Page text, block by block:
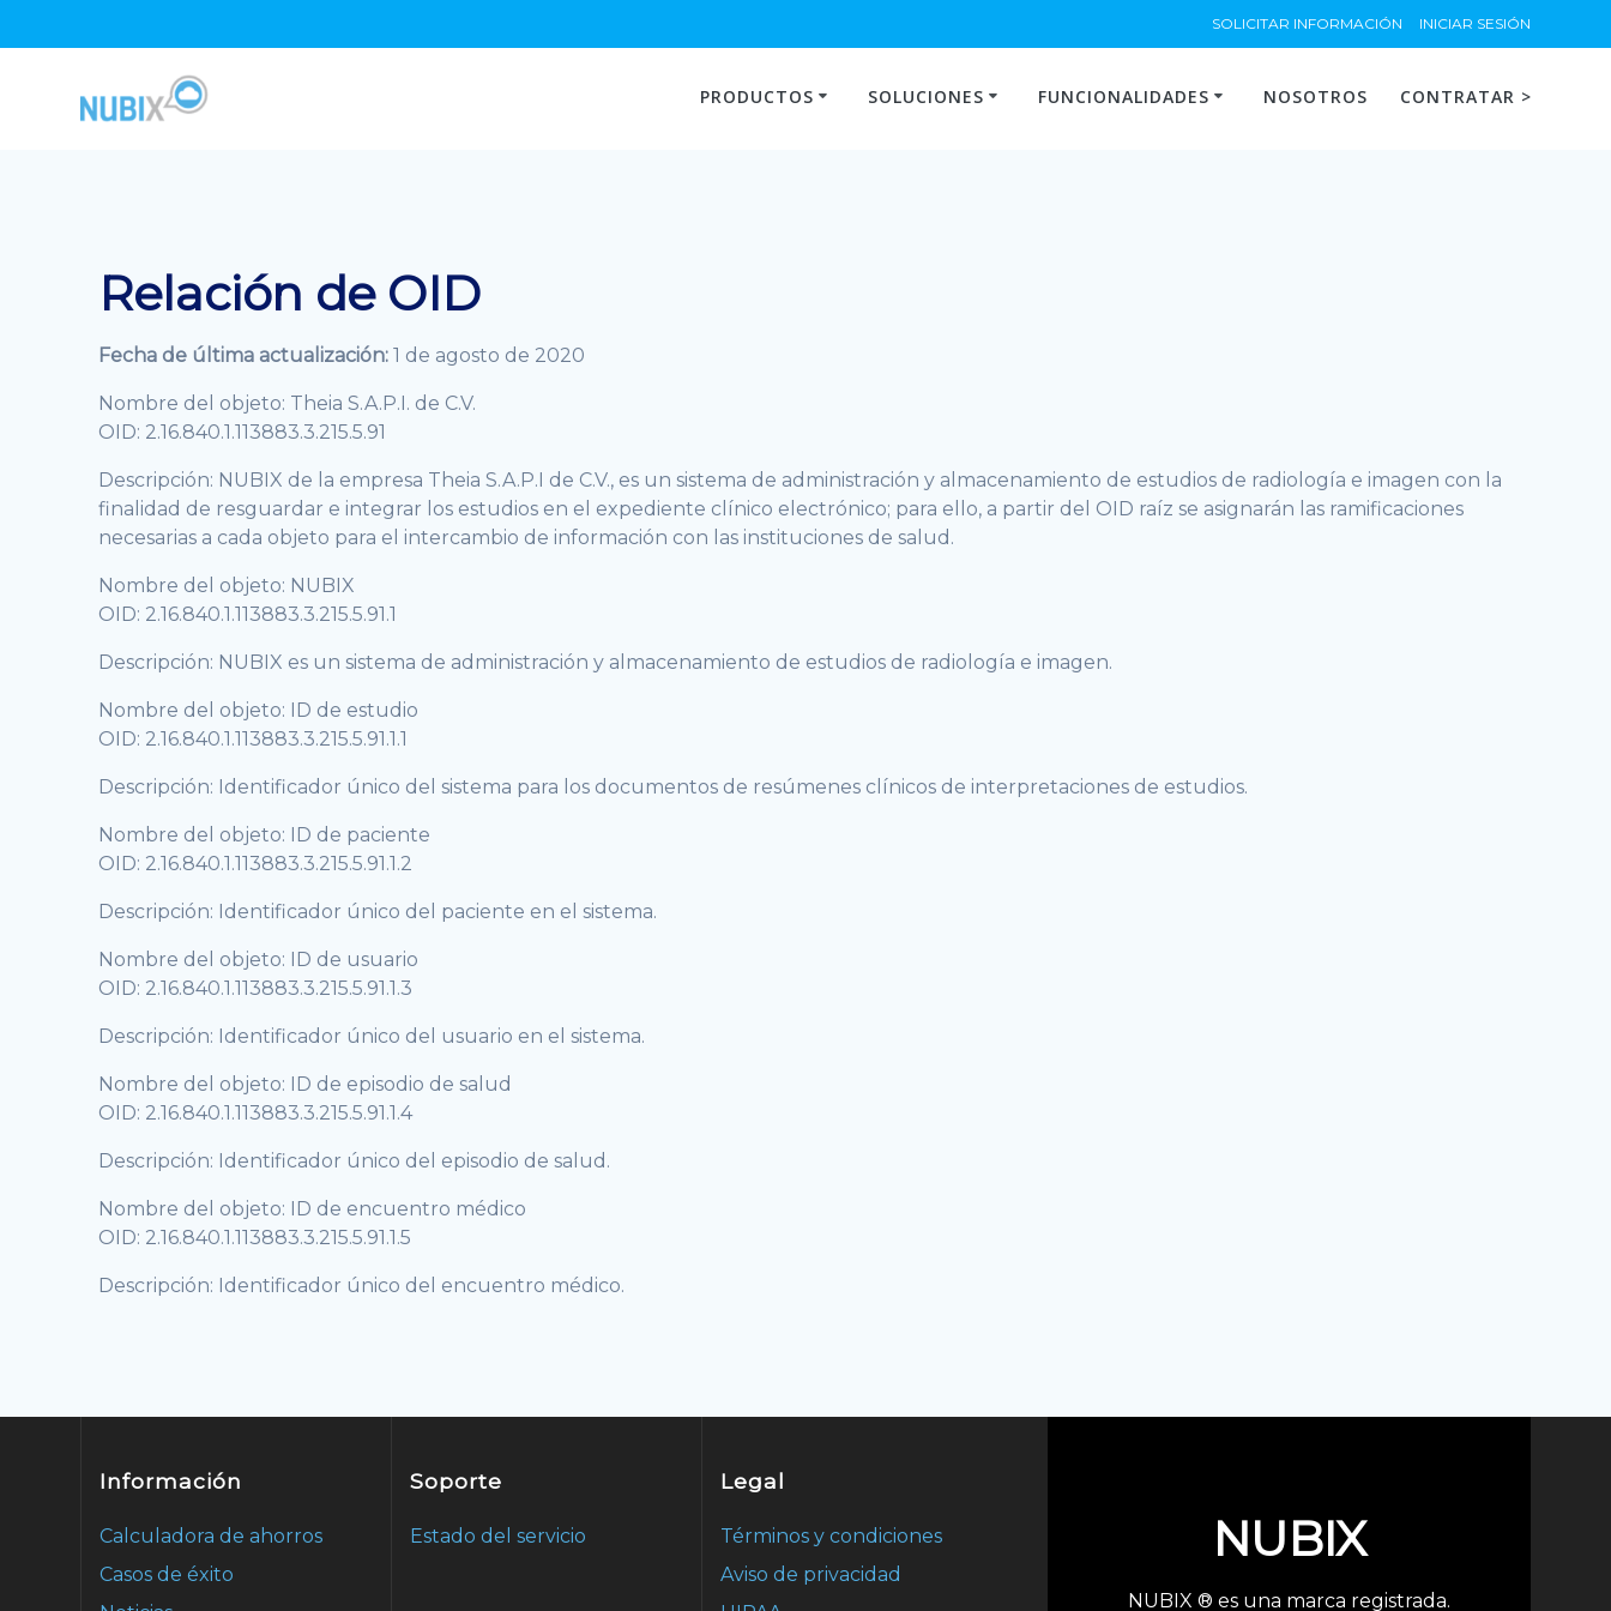
SOLICITAR INFORMACIÓN INICIAR SESIÓN
PRODUCTOS SOLUCIONES FUNCIONALIDADES NOSOTROS CONTRATAR >
Relación de OID
Fecha de última actualización: 1 de agosto de 2020
Nombre del objeto: Theia S.A.P.I. de C.V.
OID: 2.16.840.1.113883.3.215.5.91
Descripción: NUBIX de la empresa Theia S.A.P.I de C.V., es un sistema de administración y almacenamiento de estudios de radiología e imagen con la
finalidad de resguardar e integrar los estudios en el expediente clínico electrónico; para ello, a partir del OID raíz se asignarán las ramificaciones
necesarias a cada objeto para el intercambio de información con las instituciones de salud.
Nombre del objeto: NUBIX
OID: 2.16.840.1.113883.3.215.5.91.1
Descripción: NUBIX es un sistema de administración y almacenamiento de estudios de radiología e imagen.
Nombre del objeto: ID de estudio
OID: 2.16.840.1.113883.3.215.5.91.1.1
Descripción: Identificador único del sistema para los documentos de resúmenes clínicos de interpretaciones de estudios.
Nombre del objeto: ID de paciente
OID: 2.16.840.1.113883.3.215.5.91.1.2
Descripción: Identificador único del paciente en el sistema.
Nombre del objeto: ID de usuario
OID: 2.16.840.1.113883.3.215.5.91.1.3
Descripción: Identificador único del usuario en el sistema.
Nombre del objeto: ID de episodio de salud
OID: 2.16.840.1.113883.3.215.5.91.1.4
Descripción: Identificador único del episodio de salud.
Nombre del objeto: ID de encuentro médico
OID: 2.16.840.1.113883.3.215.5.91.1.5
Descripción: Identificador único del encuentro médico.
Información
Calculadora de ahorros
Casos de éxito
Soporte
Estado del servicio
Legal
Términos y condiciones
Aviso de privacidad
NUBIX
NUBIX ® es una marca registrada.